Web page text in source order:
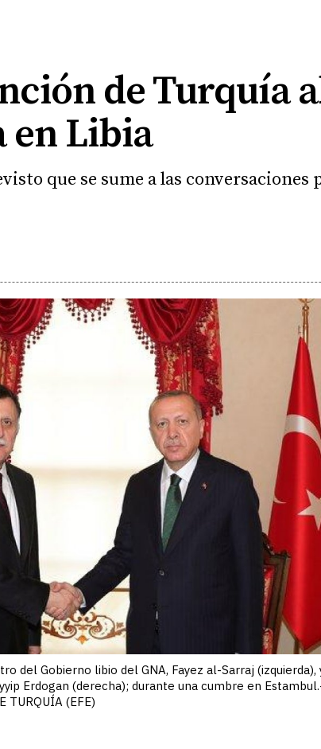
de Turquía
en Libia
que se sume a las
del Gobierno libio del GNA, Fayez al-Sarraj (izquierda),
Erdogan (derecha); durante una cumbre en
TURQUÍA (EFE)